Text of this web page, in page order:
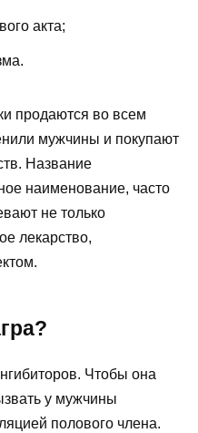
акта;
продаются во всем
мужчины и покупают
Название
наименование, часто
не только
лекарство,
Чтобы она
у мужчины
полового члена.